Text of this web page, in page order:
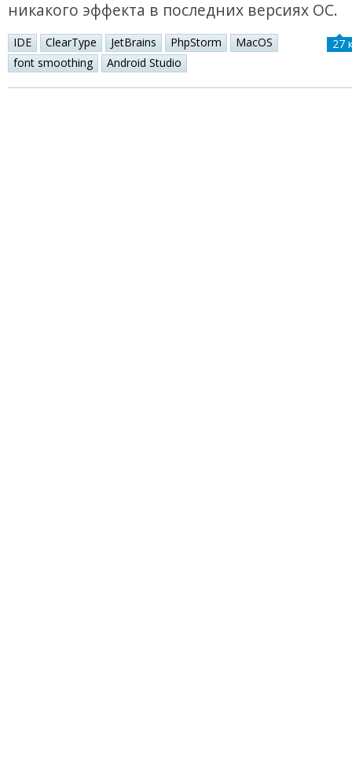
никакого эффекта в последних версиях ОС.
IDE ClearType JetBrains PhpStorm
MacOS
font smoothing
Android Studio
27